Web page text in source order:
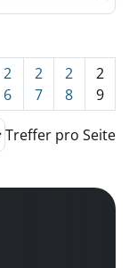
2
6
2
7
2
8
2
9
Treffer pro Seite